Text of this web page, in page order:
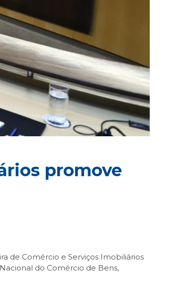
promove
de Comércio e Serviços Imobiliários
do Comércio de Bens,